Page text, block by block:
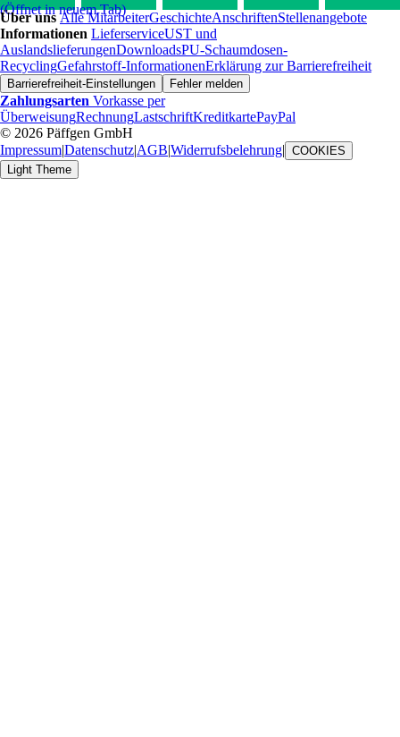
(Öffnet in neuem Tab)
Über unsAlle MitarbeiterGeschichteAnschriftenStellenangebote
Informationen LieferserviceUST und
AuslandslieferungenDownloadsPU-Schaumdosen-
RecyclingGefahrstoff-InformationenErklärung zur Barrierefreiheit
Barrierefreiheit-Einstellungen Fehler melden
Zahlungsarten Vorkasse per
ÜberweisungRechnungLastschriftKreditkartePayPal
© 2026 Päffgen GmbH
Impressum|Datenschutz|AGB|Widerrufsbelehrung| COOKIES
Light Theme